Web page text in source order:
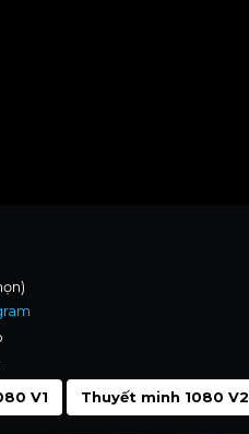
V1 Thuyết minh 1080 V2